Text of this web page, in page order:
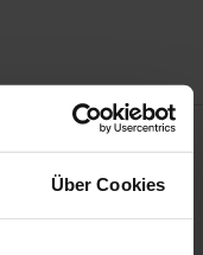
Über Cookies